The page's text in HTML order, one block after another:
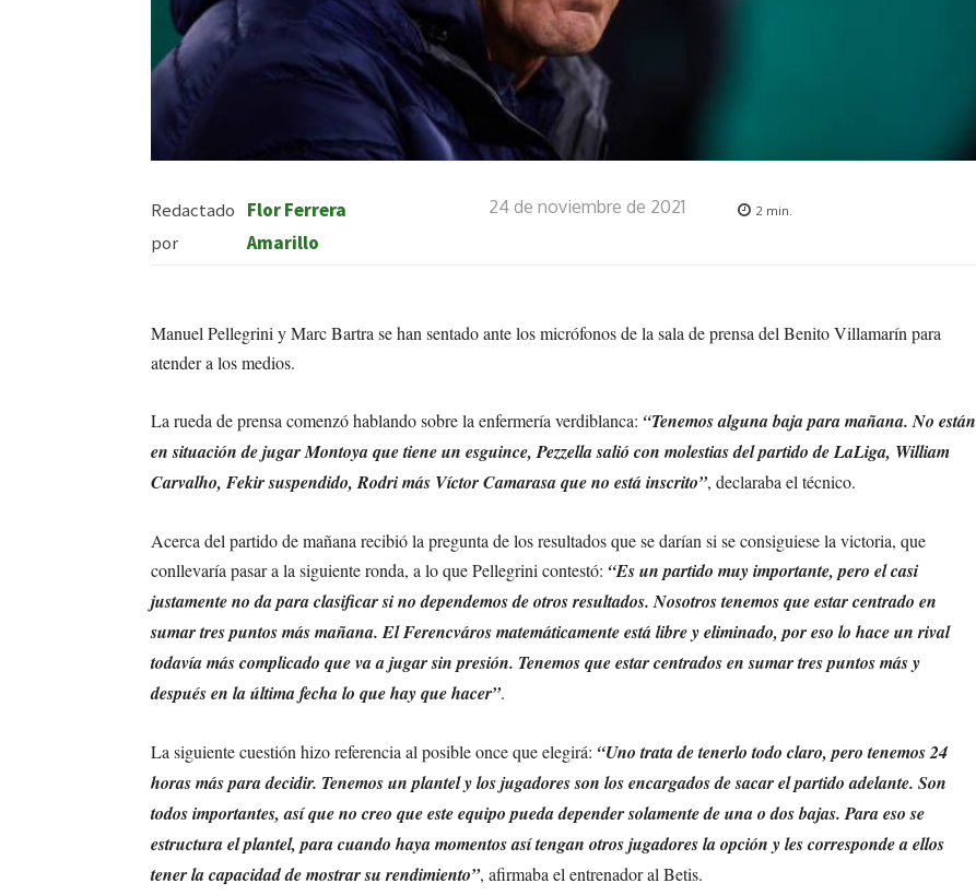
Redactado
por
Flor Ferrera
Amarillo
24 de noviembre de 2021 2 min.
Manuel Pellegrini y Marc Bartra se han sentado ante los micrófonos de la sala de prensa del Benito Villamarín para
atender a los medios.
La rueda de prensa comenzó hablando sobre la enfermería verdiblanca: “Tenemos alguna baja para mañana. No están
en situación de jugar Montoya que tiene un esguince, Pezzella salió con molestias del partido de LaLiga, William
Carvalho, Fekir suspendido, Rodri más Víctor Camarasa que no está inscrito”, declaraba el técnico.
Acerca del partido de mañana recibió la pregunta de los resultados que se darían si se consiguiese la victoria, que
conllevaría pasar a la siguiente ronda, a lo que Pellegrini contestó: “Es un partido muy importante, pero el casi
justamente no da para clasificar si no dependemos de otros resultados. Nosotros tenemos que estar centrado en
sumar tres puntos más mañana. El Ferencváros matemáticamente está libre y eliminado, por eso lo hace un rival
todavía más complicado que va a jugar sin presión. Tenemos que estar centrados en sumar tres puntos más y
después en la última fecha lo que hay que hacer”.
La siguiente cuestión hizo referencia al posible once que elegirá: “Uno trata de tenerlo todo claro, pero tenemos 24
horas más para decidir. Tenemos un plantel y los jugadores son los encargados de sacar el partido adelante. Son
todos importantes, así que no creo que este equipo pueda depender solamente de una o dos bajas. Para eso se
estructura el plantel, para cuando haya momentos así tengan otros jugadores la opción y les corresponde a ellos
tener la capacidad de mostrar su rendimiento”, afirmaba el entrenador al Betis.